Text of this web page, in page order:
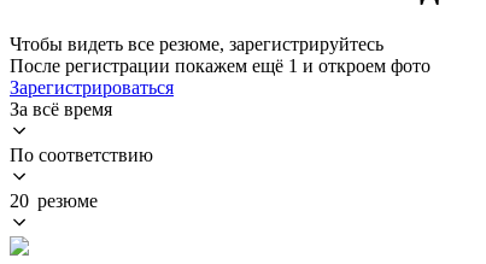
Чтобы видеть все резюме, зарегистрируйтесь
После регистрации покажем ещё 1 и откроем фото
Зарегистрироваться
За всё время
По соответствию
20 резюме